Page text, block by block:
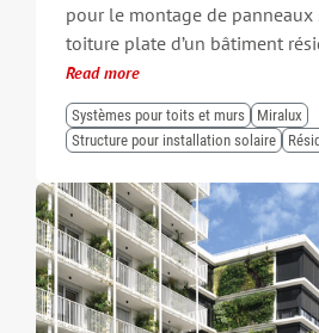
pour le montage de panneaux
toiture plate d’un bâtiment
Read more
Systèmes pour toits et murs
Miralux
Structure pour installation solaire